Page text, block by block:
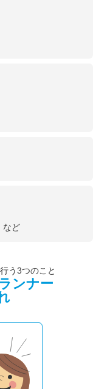
など
う3つのこと
ンナー